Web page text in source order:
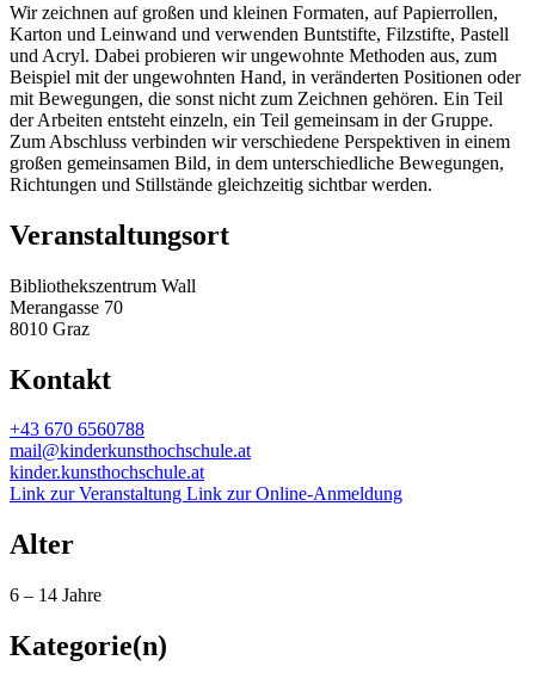
Wir zeichnen auf großen und kleinen Formaten, auf Papierrollen,
Karton und Leinwand und verwenden Buntstifte, Filzstifte, Pastell
und Acryl. Dabei probieren wir ungewohnte Methoden aus, zum
Beispiel mit der ungewohnten Hand, in veränderten Positionen oder
mit Bewegungen, die sonst nicht zum Zeichnen gehören. Ein Teil
der Arbeiten entsteht einzeln, ein Teil gemeinsam in der Gruppe.
Zum Abschluss verbinden wir verschiedene Perspektiven in einem
großen gemeinsamen Bild, in dem unterschiedliche Bewegungen,
Richtungen und Stillstände gleichzeitig sichtbar werden.
Veranstaltungsort
Bibliothekszentrum Wall
Merangasse 70
8010 Graz
Kontakt
+43 670 6560788
mail@kinderkunsthochschule.at
kinder.kunsthochschule.at
Link zur Veranstaltung Link zur Online-Anmeldung
Alter
6 – 14 Jahre
Kategorie(n)